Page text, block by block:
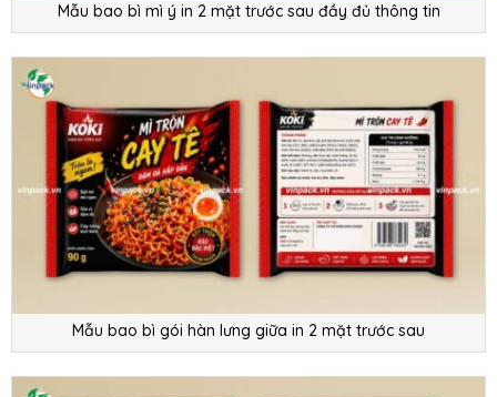
Mẫu bao bì mì ý in 2 mặt trước sau đầy đủ thông tin
Mẫu bao bì gói hàn lưng giữa in 2 mặt trước sau